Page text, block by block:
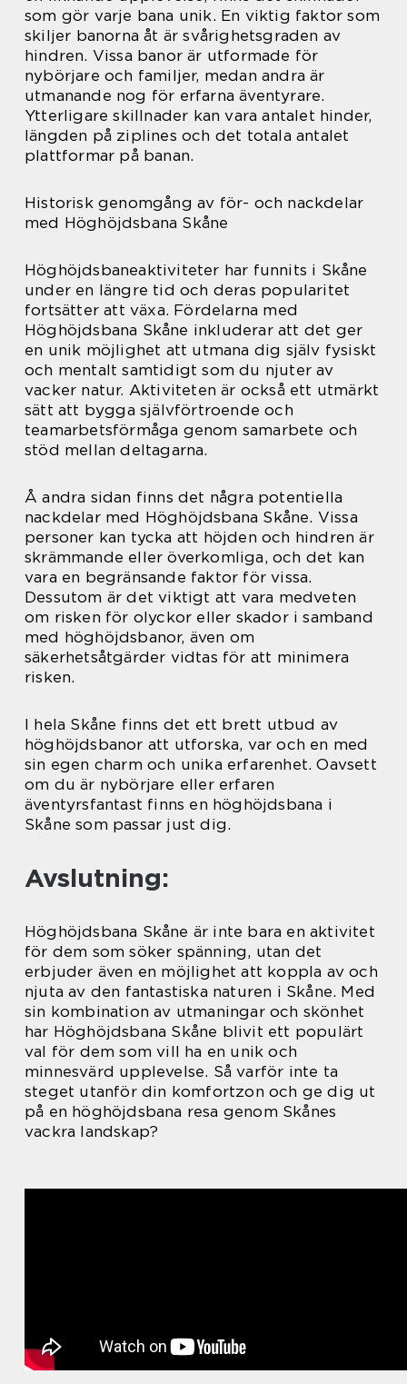
som gör varje bana unik. En viktig faktor som
skiljer banorna åt är svårighetsgraden av
hindren. Vissa banor är utformade för
nybörjare och familjer, medan andra är
utmanande nog för erfarna äventyrare.
Ytterligare skillnader kan vara antalet hinder,
längden på ziplines och det totala antalet
plattformar på banan.
Historisk genomgång av för- och nackdelar
med Höghöjdsbana Skåne
Höghöjdsbaneaktiviteter har funnits i Skåne
under en längre tid och deras popularitet
fortsätter att växa. Fördelarna med
Höghöjdsbana Skåne inkluderar att det ger
en unik möjlighet att utmana dig själv fysiskt
och mentalt samtidigt som du njuter av
vacker natur. Aktiviteten är också ett utmärkt
sätt att bygga självförtroende och
teamarbetsförmåga genom samarbete och
stöd mellan deltagarna.
Å andra sidan finns det några potentiella
nackdelar med Höghöjdsbana Skåne. Vissa
personer kan tycka att höjden och hindren är
skrämmande eller överkomliga, och det kan
vara en begränsande faktor för vissa.
Dessutom är det viktigt att vara medveten
om risken för olyckor eller skador i samband
med höghöjdsbanor, även om
säkerhetsåtgärder vidtas för att minimera
risken.
I hela Skåne finns det ett brett utbud av
höghöjdsbanor att utforska, var och en med
sin egen charm och unika erfarenhet. Oavsett
om du är nybörjare eller erfaren
äventyrsfantast finns en höghöjdsbana i
Skåne som passar just dig.
Avslutning:
Höghöjdsbana Skåne är inte bara en aktivitet
för dem som söker spänning, utan det
erbjuder även en möjlighet att koppla av och
njuta av den fantastiska naturen i Skåne. Med
sin kombination av utmaningar och skönhet
har Höghöjdsbana Skåne blivit ett populärt
val för dem som vill ha en unik och
minnesvärd upplevelse. Så varför inte ta
steget utanför din komfortzon och ge dig ut
på en höghöjdsbana resa genom Skånes
vackra landskap?